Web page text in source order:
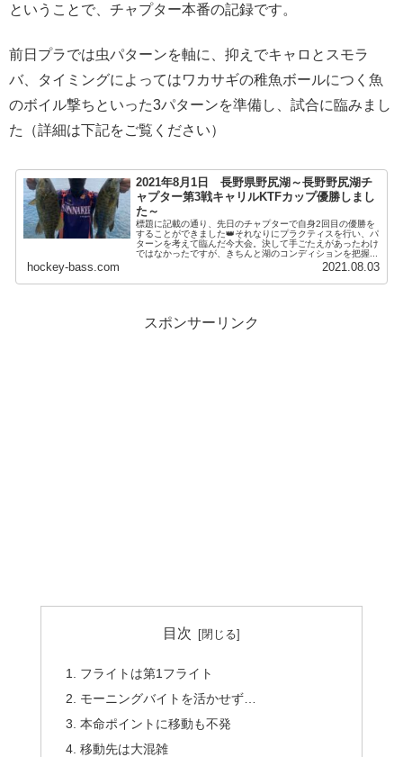
ということで、チャプター本番の記録です。
前日プラでは虫パターンを軸に、抑えでキャロとスモラ
バ、タイミングによってはワカサギの稚魚ボールにつく魚
のボイル撃ちといった3パターンを準備し、試合に臨みまし
た（詳細は下記をご覧ください）
2021年8月1日 長野県野尻湖～長野野尻湖チ
ャプター第3戦キャリルKTFカップ優勝しまし
た～
標題に記載の通り、先日のチャプターで自身2回目の優勝を
することができました👑それなりにプラクティスを行い、パ
ターンを考えて臨んだ今大会。決して手ごたえがあったわけ
ではなかったですが、きちんと湖のコンディションを把握...
hockey-bass.com 2021.08.03
スポンサーリンク
目次
フライトは第1フライト
モーニングバイトを活かせず…
本命ポイントに移動も不発
移動先は大混雑